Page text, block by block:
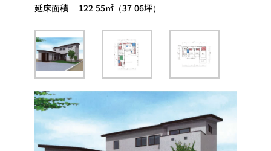
延床面積 122.55㎡（37.06坪）